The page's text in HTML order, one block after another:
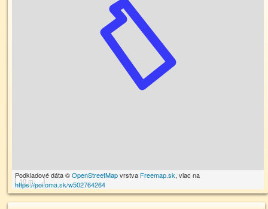
10 m
Podkladové dáta ©OpenStreetMapvrstva Freemap.sk, viac na
https://poi.oma.sk/w502764264